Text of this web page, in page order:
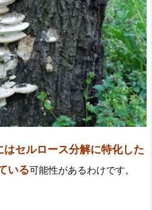
セルロース分解に特化した
いる可能性があるわけです。